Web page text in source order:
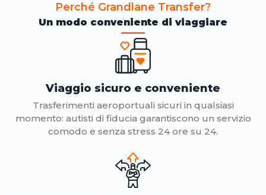
Perché Grandlane Transfer?
Un modo conveniente di viaggiare
Viaggio sicuro e conveniente
Trasferimenti aeroportuali sicuri in qualsiasi
momento: autisti di fiducia garantiscono un servizio
comodo e senza stress 24 ore su 24.